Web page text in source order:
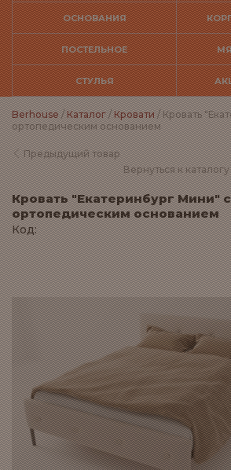
ОСНОВАНИЯ
ПОСТЕЛЬНОЕ
СТУЛЬЯ
Berhouse/Каталог/Кровати/ Кровать
ортопедическим основанием
Предыдущий товар
Вернуться к каталогу
Кровать "Екатеринбург Мини" с
ортопедическим основанием
Код: